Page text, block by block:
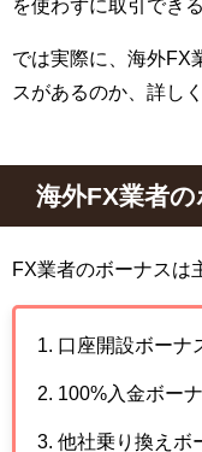
を使わずに取引でき
では実際に、海外FX
スがあるのか、詳し
海外FX業者
FX業者のボーナスは
口座開設ボーナ
100%入金ボー
他社乗り換えボ